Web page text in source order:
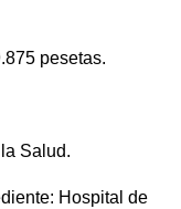
pesetas.
Salud.
Hospital de